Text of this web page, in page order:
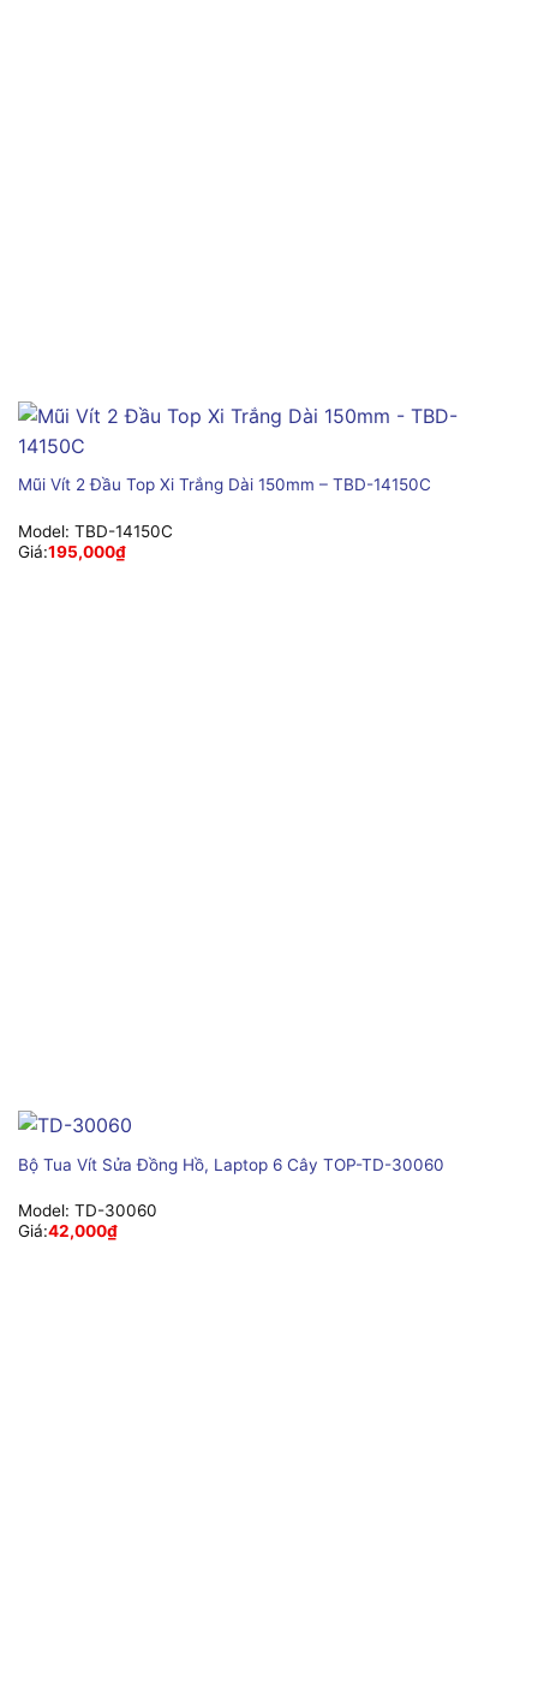
Mũi Vít 2 Đầu Top Xi Trắng Dài 150mm – TBD-14150C
Model: TBD-14150C
Giá:195,000₫
Bộ Tua Vít Sửa Đồng Hồ, Laptop 6 Cây TOP-TD-30060
Model: TD-30060
Giá:42,000₫